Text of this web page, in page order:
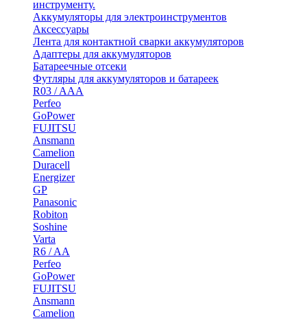
инструменту.
Аккумуляторы для электроинструментов
Аксессуары
Лента для контактной сварки аккумуляторов
Адаптеры для аккумуляторов
Батареечные отсеки
Футляры для аккумуляторов и батареек
R03 / AAA
Perfeo
GoPower
FUJITSU
Ansmann
Camelion
Duracell
Energizer
GP
Panasonic
Robiton
Soshine
Varta
R6 / AA
Perfeo
GoPower
FUJITSU
Ansmann
Camelion